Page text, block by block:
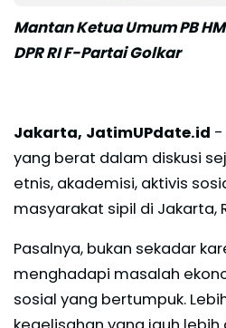
Mantan Ketua Umum PB
DPR RI F-Partai Golkar
Jakarta, JatimUPdate.id -
yang berat dalam diskusi
etnis, akademisi, aktivis
masyarakat sipil di Jakarta,
Pasalnya, bukan sekadar
menghadapi masalah
sosial yang bertumpuk.